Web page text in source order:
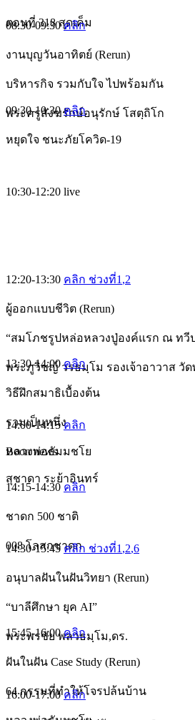
ตอนที่ 318 สุดเค็ม
08:30-09:30คลิก
งานบุญวันอาทิตย์ (Rerun)
บริหารกิจ รวมกับใจ ไปพร้อมกัน
พระครูสังฆรักษ์อนุรักษ์ โสตฺถิโก
09:30-10:30คลิก
หยุดใจ ชนะภัยโควิด-19
10:30-12:20 live
12:20-13:30 คลิก ช่วงที่1 ,2
ผู้ออกแบบชีวิต (Rerun)
“สมโภชรูปหล่อหลวงปู่องค์แรก ณ ทวี
พระภูวิชญ์ วรธมฺโม รองเจ้าอาวาส วั
13:30-14:00คลิก
วิธีฝึกสมาธิเบื้องต้น
รวมเป็นหนึ่ง
หลวงพ่อธัมมชโย
14:00-14:15คลิก
Boon news
สุชาดา ระย้าอินทร์
14:15-14:30 คลิก
ชาดก 500 ชาติ
008 โลสกชาดก
14:30-15:45คลิก ช่วงที่1 ,2,6
อนุบาลฝันในฝันวิทยา (Rerun)
“บาลีศึกษา ยุค AI”
พระพรชัย พลวธมฺโม,ดร.
15:45-16:00คลิก
ฝันในฝัน Case Study (Rerun)
64 กรรมที่ทำให้โจรปล้นบ้าน
16:00-17:00คลิก